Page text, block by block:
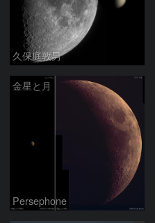
久保庭敦男
金星と月
Persephone